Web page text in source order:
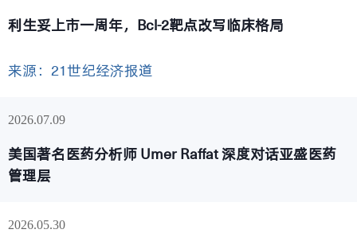
利生妥上市一周年，Bcl-2靶点改写临床格局
来源：21世纪经济报道
07.09
2026
美国著名医药分析师 Umer Raffat 深度对话亚盛医药
管理层
05.30
2026